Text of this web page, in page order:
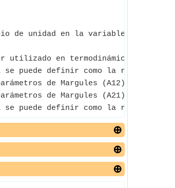
de unidad en la variable
en termodinámica para
puede definir como la relación
de Margules (A12) es el
de Margules (A21) es el
puede definir como la relación